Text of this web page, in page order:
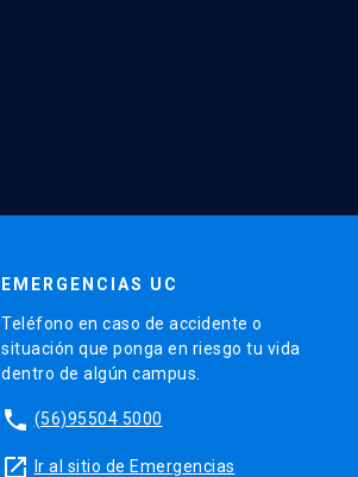
EMERGENCIAS UC
Teléfono en caso de accidente o
situación que ponga en riesgo tu vida
dentro de algún campus.
phone (56)95504 5000
launch Ir al sitio de Emergencias